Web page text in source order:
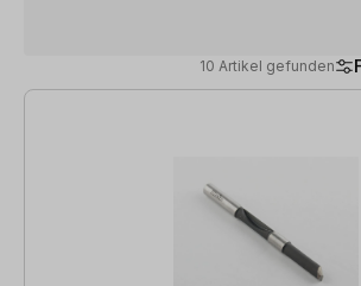
10 Artikel gefunden
10 Artikel gefunden